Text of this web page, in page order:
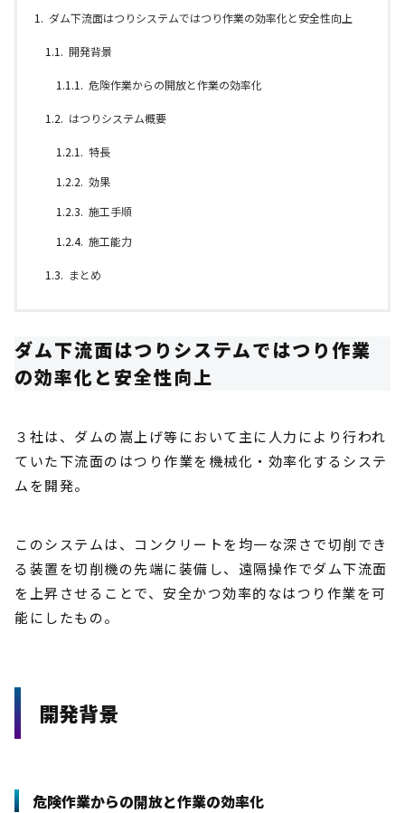
ダム下流面はつりシステムではつり作業の効率化と安全性向上
開発背景
危険作業からの開放と作業の効率化
はつりシステム概要
特長
効果
施工手順
施工能力
まとめ
ダム下流面はつりシステムではつり作業
の効率化と安全性向上
３社は、ダムの嵩上げ等において主に人力により行われ
ていた下流面のはつり作業を機械化・効率化するシステ
ムを開発。
このシステムは、コンクリートを均一な深さで切削でき
る装置を切削機の先端に装備し、遠隔操作でダム下流面
を上昇させることで、安全かつ効率的なはつり作業を可
能にしたもの。
開発背景
危険作業からの開放と作業の効率化